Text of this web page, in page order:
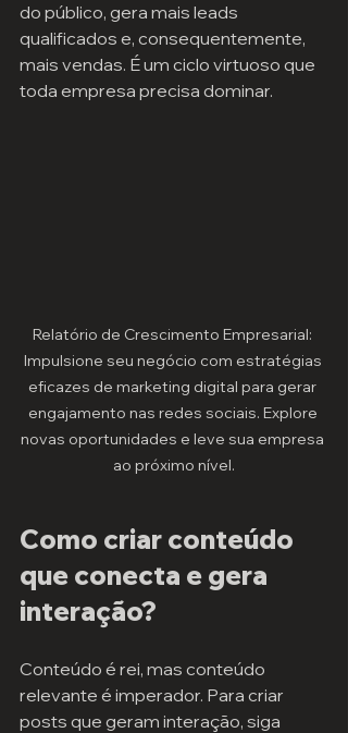
do público, gera mais leads
qualificados e, consequentemente,
mais vendas. É um ciclo virtuoso que
toda empresa precisa dominar.
Relatório de Crescimento Empresarial:
Impulsione seu negócio com estratégias
eficazes de marketing digital para gerar
engajamento nas redes sociais. Explore
novas oportunidades e leve sua empresa
ao próximo nível.
Como criar conteúdo
que conecta e gera
interação?
Conteúdo é rei, mas conteúdo
relevante é imperador. Para criar
posts que geram interação, siga